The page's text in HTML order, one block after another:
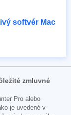
softvér Mac
zmluvné
Pro alebo
je uvedené v